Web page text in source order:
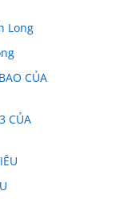
Long
CỦA
CỦA